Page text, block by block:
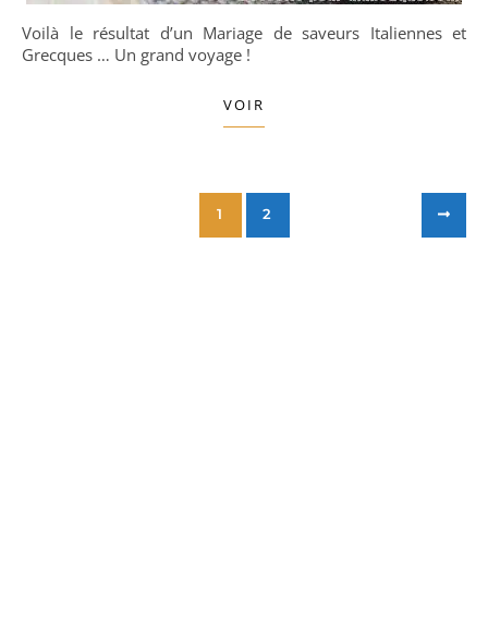
Voilà le résultat d’un Mariage de saveurs Italiennes et
Grecques … Un grand voyage !
VOIR
1 2